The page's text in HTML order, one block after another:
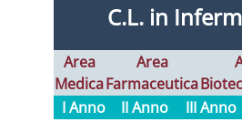
C.L. in
Area
Medica
Area
Farmaceutica
I Anno
II Anno III Anno